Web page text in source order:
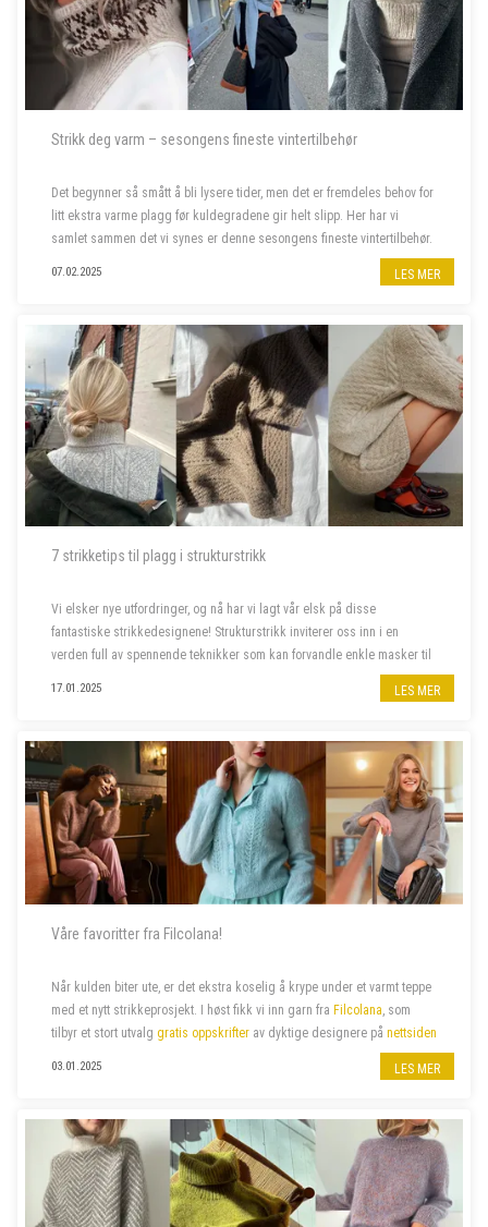
Strikk deg varm – sesongens fineste vintertilbehør
Det begynner så smått å bli lysere tider, men det er fremdeles behov for
litt ekstra varme plagg før kuldegradene gir helt slipp. Her har vi
samlet sammen det vi synes er denne sesongens fineste vintertilbehør.
07.02.2025 LES MER
7 strikketips til plagg i strukturstrikk
Vi elsker nye utfordringer, og nå har vi lagt vår elsk på disse
fantastiske strikkedesignene! Strukturstrikk inviterer oss inn i en
verden full av spennende teknikker som kan forvandle enkle masker til
imponerende plagg. Dette er prosjektene som skal på våre pinner
17.01.2025 LES MER
Våre favoritter fra Filcolana!
Når kulden biter ute, er det ekstra koselig å krype under et varmt teppe
med et nytt strikkeprosjekt. I høst fikk vi inn garn fra Filcolana, som
tilbyr et stort utvalg gratis oppskrifter av dyktige designere på nettsiden
03.01.2025 LES MER